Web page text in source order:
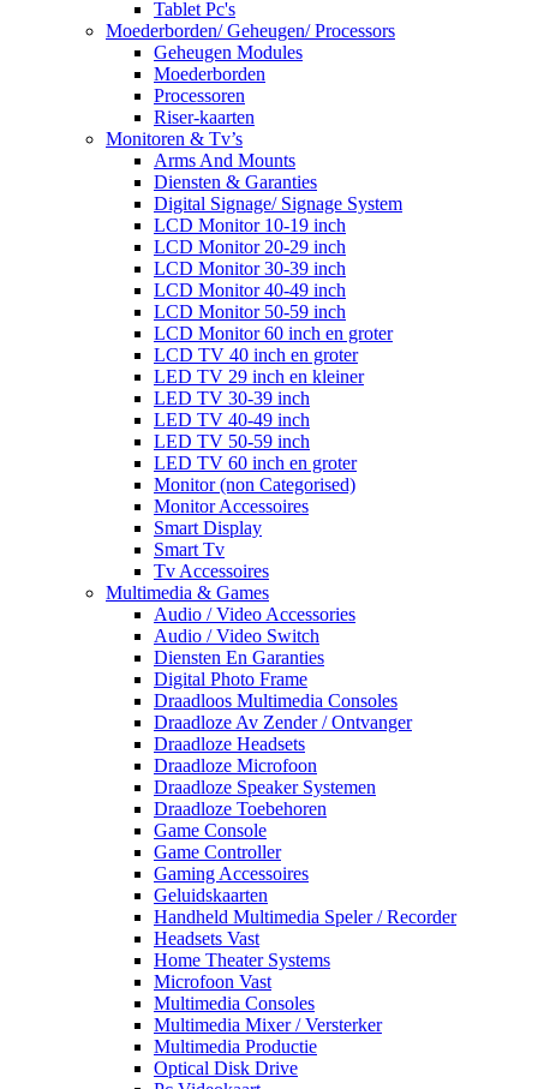
Tablet Pc's
Moederborden/ Geheugen/ Processors
Geheugen Modules
Moederborden
Processoren
Riser-kaarten
Monitoren & Tv’s
Arms And Mounts
Diensten & Garanties
Digital Signage/ Signage System
LCD Monitor 10-19 inch
LCD Monitor 20-29 inch
LCD Monitor 30-39 inch
LCD Monitor 40-49 inch
LCD Monitor 50-59 inch
LCD Monitor 60 inch en groter
LCD TV 40 inch en groter
LED TV 29 inch en kleiner
LED TV 30-39 inch
LED TV 40-49 inch
LED TV 50-59 inch
LED TV 60 inch en groter
Monitor (non Categorised)
Monitor Accessoires
Smart Display
Smart Tv
Tv Accessoires
Multimedia & Games
Audio / Video Accessories
Audio / Video Switch
Diensten En Garanties
Digital Photo Frame
Draadloos Multimedia Consoles
Draadloze Av Zender / Ontvanger
Draadloze Headsets
Draadloze Microfoon
Draadloze Speaker Systemen
Draadloze Toebehoren
Game Console
Game Controller
Gaming Accessoires
Geluidskaarten
Handheld Multimedia Speler / Recorder
Headsets Vast
Home Theater Systems
Microfoon Vast
Multimedia Consoles
Multimedia Mixer / Versterker
Multimedia Productie
Optical Disk Drive